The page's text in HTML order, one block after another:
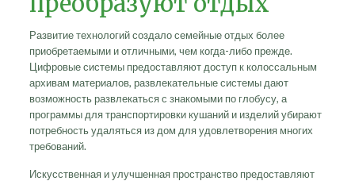
Развитие технологий создало семейные отдых более
приобретаемыми и отличными, чем когда-либо прежде.
Цифровые системы предоставляют доступ к колоссальным
архивам материалов, развлекательные системы дают
возможность развлекаться с знакомыми по глобусу, а
программы для транспортировки кушаний и изделий убирают
потребность удаляться из дом для удовлетворения многих
требований.
Искусственная и улучшенная пространство предоставляют